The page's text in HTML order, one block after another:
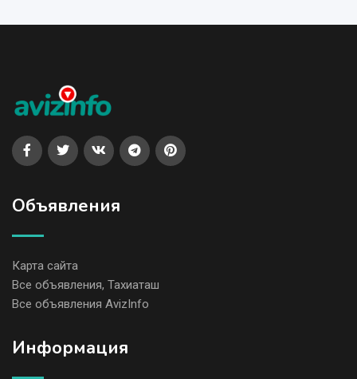
Объявления
Карта сайта
Все объявления, Тахиаташ
Все объявления AvizInfo
Информация